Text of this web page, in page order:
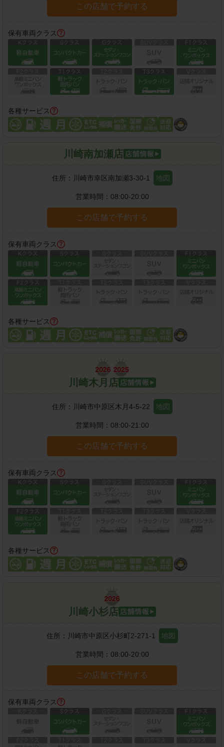
この店舗で予約する
保有車両クラス
各種サービス
川崎南加瀬店
住所： 川崎市幸区南加瀬3-30-1 地図
営業時間： 08:00-20:00
この店舗で予約する
保有車両クラス
各種サービス
川崎木月店
住所： 川崎市中原区木月4-5-22 地図
営業時間： 08:00-21:00
この店舗で予約する
保有車両クラス
各種サービス
川崎小杉店
住所： 川崎市中原区小杉町2-271-1 地図
営業時間： 08:00-20:00
この店舗で予約する
保有車両クラス